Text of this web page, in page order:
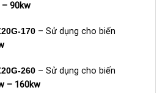
90kw
170 – Sử dụng cho biến
260 – Sử dụng cho biến
– 160kw